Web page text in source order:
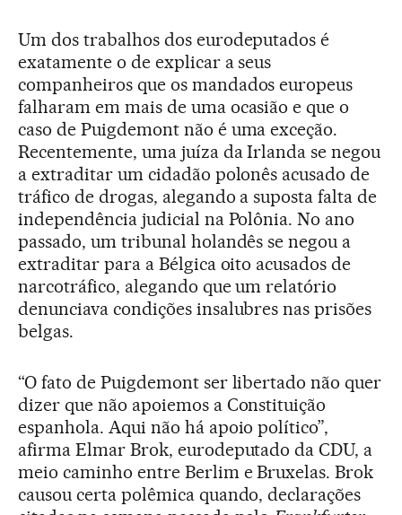
Um dos trabalhos dos eurodeputados é
exatamente o de explicar a seus
companheiros que os mandados europeus
falharam em mais de uma ocasião e que o
caso de Puigdemont não é uma exceção.
Recentemente, uma juíza da Irlanda se negou
a extraditar um cidadão polonês acusado de
tráfico de drogas, alegando a suposta falta de
independência judicial na Polônia. No ano
passado, um tribunal holandês se negou a
extraditar para a Bélgica oito acusados de
narcotráfico, alegando que um relatório
denunciava condições insalubres nas prisões
belgas.
“O fato de Puigdemont ser libertado não quer
dizer que não apoiemos a Constituição
espanhola. Aqui não há apoio político”,
afirma Elmar Brok, eurodeputado da CDU, a
meio caminho entre Berlim e Bruxelas. Brok
causou certa polêmica quando, declarações